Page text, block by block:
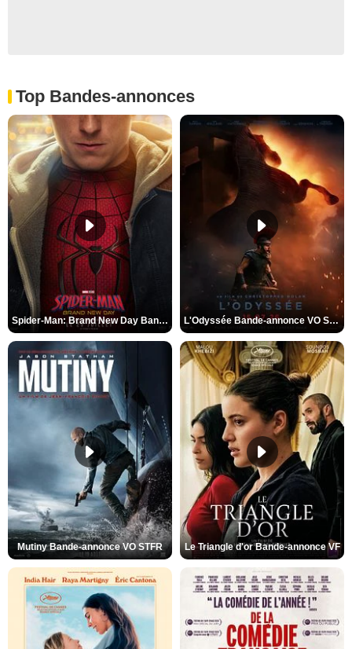
Top Bandes-annonces
Spider-Man: Brand New Day Bande-annonce VO STFR L'Odyssée Bande-annonce VO STFR
Mutiny Bande-annonce VO STFR Le Triangle d'or Bande-annonce VF